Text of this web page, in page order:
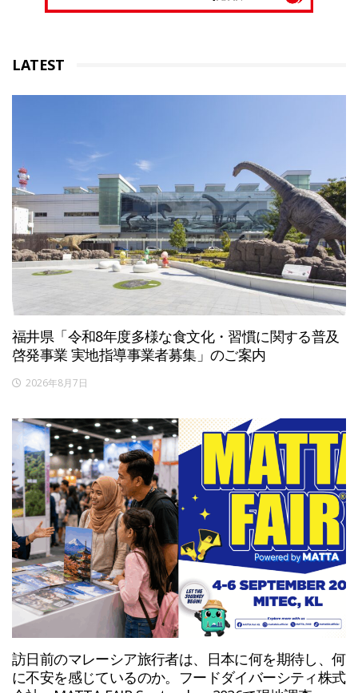
LATEST
福井県「令和8年度多様な食文化・習慣に関する普及
啓発事業 実地指導事業者募集」のご案内
2026年8月7日
訪日前のマレーシア旅行者は、日本に何を期待し、何
に不安を感じているのか。フードダイバーシティ株式